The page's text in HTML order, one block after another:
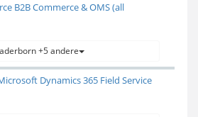
B2B Commerce & OMS (all
+5 andere
Dynamics 365 Field Service